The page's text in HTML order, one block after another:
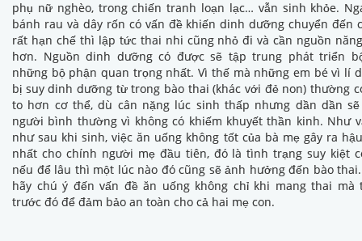
phụ nữ nghèo, trong chiến tranh loạn lạc… vẫn sinh khỏe.
bánh rau và dây rốn có vấn đề khiến dinh dưỡng chuyển đến
rất hạn chế thì lập tức thai nhi cũng nhỏ đi và cần nguồn
hơn. Nguồn dinh dưỡng có được sẽ tập trung phát triển
những bộ phận quan trọng nhất. Vì thế mà những em bé vì lí
bị suy dinh dưỡng từ trong bào thai (khác với đẻ non) thường
to hơn cơ thể, dù cân nặng lúc sinh thấp nhưng dần dần
người bình thường vì không có khiếm khuyết thần kinh. Như
như sau khi sinh, việc ăn uống không tốt của bà mẹ gây ra
nhất cho chính người mẹ đầu tiên, đó là tình trạng suy kiệt
nếu để lâu thì một lúc nào đó cũng sẽ ảnh hưởng đến bào
hãy chú ý đến vấn đề ăn uống không chỉ khi mang thai mà
trước đó để đảm bảo an toàn cho cả hai mẹ con.